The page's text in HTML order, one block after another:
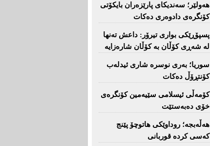
هەولێر؛ سەندیكای پارێزەران بایكۆتی
كۆنگرەی دادوەری دەكات
پسپۆڕێكی بواری تیرۆر: داعش تەنها
لە شەڕی كۆڵان بە كۆڵان شارەزایە
سوریا؛ بەری نوسرە شاری ئیدلەب
كۆنتڕۆڵ دەكات
كۆمەڵی ئیسلامی سێیەمین كۆنگرەی
خۆی دەبەستێت
هەڵەبجە؛ روداوێکی هاتوچۆ پێنج
کەسی کردە قوربانی